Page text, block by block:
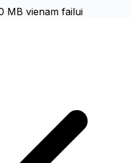
MB vienam failui